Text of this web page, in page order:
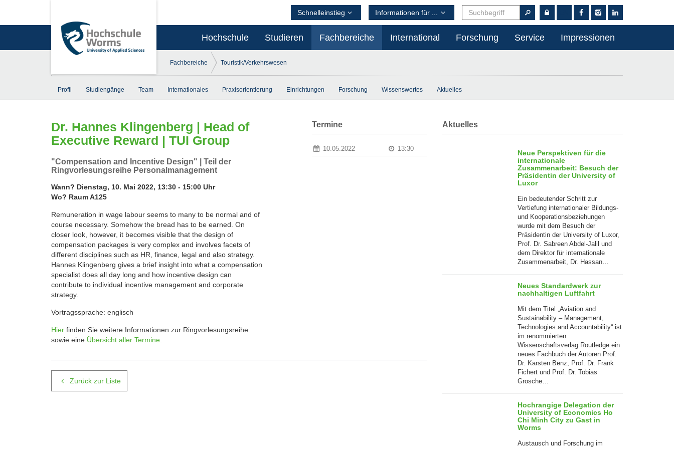
Hochschule Studieren Fachbereiche International Forschung Service Impressionen
Schnelleinstieg Informationen für ...
Fachbereiche Touristik/Verkehrswesen
Profil Studiengänge Team Internationales Praxisorientierung Einrichtungen Forschung Wissenswertes Aktuelles
Dr. Hannes Klingenberg | Head of
Executive Reward | TUI Group
"Compensation and Incentive Design" | Teil der
Ringvorlesungsreihe Personalmanagement
Wann? Dienstag, 10. Mai 2022, 13:30 - 15:00 Uhr
Wo? Raum A125
Remuneration in wage labour seems to many to be normal and of
course necessary. Somehow the bread has to be earned. On
closer look, however, it becomes visible that the design of
compensation packages is very complex and involves facets of
different disciplines such as HR, finance, legal and also strategy.
Hannes Klingenberg gives a brief insight into what a compensation
specialist does all day long and how incentive design can
contribute to individual incentive management and corporate
strategy.
Vortragssprache: englisch
Hier finden Sie weitere Informationen zur Ringvorlesungsreihe
sowie eine Übersicht aller Termine
Termine
10.05.2022 13:30
Zurück zur Liste
Aktuelles
28
Jul
Neue Perspektiven für die
internationale
Zusammenarbeit: Besuch der
Präsidentin der University of
Luxor
Ein bedeutender Schritt zur
Vertiefung internationaler Bildungs-
und Kooperationsbeziehungen
wurde mit dem Besuch der
Präsidentin der University of Luxor,
Prof. Dr. Sabreen Abdel-Jalil und
dem Direktor für internationale
Zusammenarbeit, Dr. Hassan…
16
Jul
Neues Standardwerk zur
nachhaltigen Luftfahrt
Mit dem Titel „Aviation and
Sustainability – Management,
Technologies and Accountability“ ist
im renommierten
Wissenschaftsverlag Routledge ein
neues Fachbuch der Autoren Prof.
Dr. Karsten Benz, Prof. Dr. Frank
Fichert und Prof. Dr. Tobias
Grosche…
Hochrangige Delegation der
University of Economics Ho
Chi Minh City zu Gast in
Worms
Austausch und Forschung im